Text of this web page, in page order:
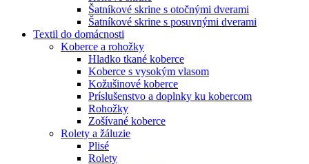
Šatníkové skrine s otočnými dverami
Šatníkové skrine s posuvnými dverami
Textil do domácnosti
Koberce a rohožky
Hladko tkané koberce
Koberce s vysokým vlasom
Kožušinové koberce
Príslušenstvo a doplnky ku kobercom
Rohožky
Zošívané koberce
Rolety a žáluzie
Plisé
Rolety